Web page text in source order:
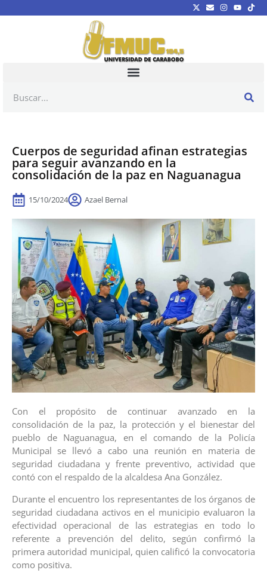
Cuerpos de seguridad afinan estrategias
para seguir avanzando en la
consolidación de la paz en Naguanagua
15/10/2024 Azael Bernal
Con el propósito de continuar avanzado en la
consolidación de la paz, la protección y el bienestar del
pueblo de Naguanagua, en el comando de la Policía
Municipal se llevó a cabo una reunión en materia de
seguridad ciudadana y frente preventivo, actividad que
contó con el respaldo de la alcaldesa Ana González.
Durante el encuentro los representantes de los órganos de
seguridad ciudadana activos en el municipio evaluaron la
efectividad operacional de las estrategias en todo lo
referente a prevención del delito, según confirmó la
primera autoridad municipal, quien calificó la convocatoria
como positiva.